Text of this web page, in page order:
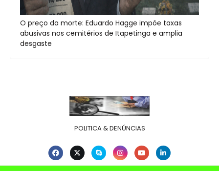
O preço da morte: Eduardo Hagge impõe taxas
abusivas nos cemitérios de Itapetinga e amplia
desgaste
POLITICA & DENÚNCIAS